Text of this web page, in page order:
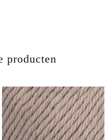
producten